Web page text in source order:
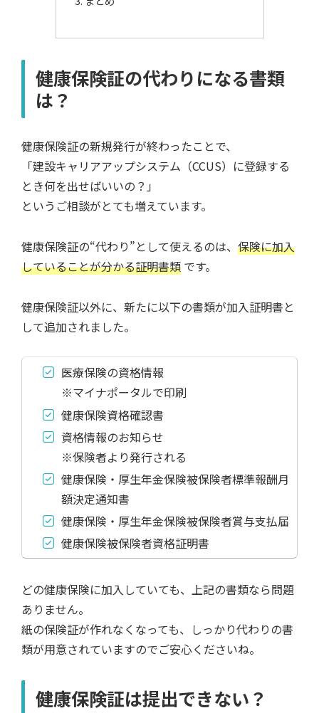
健康保険証の代わりになる書類
は？
健康保険証の新規発行が終わったことで、
「建設キャリアアップシステム（CCUS）に登録する
とき何を出せばいいの？」
というご相談がとても増えています。
健康保険証の“代わり”として使えるのは、 保険に加入
していることが分かる証明書類 です。
健康保険証以外に、新たに以下の書類が加入証明書と
して追加されました。
医療保険の資格情報
※マイナポータルで印刷
健康保険資格確認書
資格情報のお知らせ
※保険者より発行される
健康保険・厚生年金保険被保険者標準報酬月
額決定通知書
健康保険・厚生年金保険被保険者賞与支払届
健康保険被保険者資格証明書
どの健康保険に加入していても、上記の書類なら問題
ありません。
紙の保険証が作れなくなっても、しっかり代わりの書
類が用意されていますのでご安心くださいね。
健康保険証は提出できない？